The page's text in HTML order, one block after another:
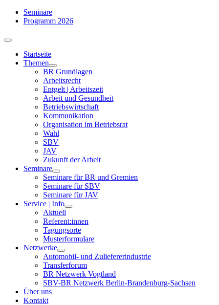
Zum
Inhalt
Seminare
Programm 2026
Toggle
NavigationStartseite
Themen
BR Grundlagen
Arbeits­recht
Entgelt | Arbeitszeit
Arbeit und Gesundheit
Betriebswirtschaft
Kommuni­kation
Organisation im Betriebsrat
Wahl
SBV
JAV
Zukunft der Arbeit
Seminare
Seminare für BR und Gremien
Seminare für SBV
Seminare für JAV
Service | Info
Aktuell
Referent:innen
Tagungsorte
Musterformulare
Netzwerke
Automobil- und Zuliefererindustrie
Transferforum
BR Netzwerk Vogtland
SBV-BR Netzwerk Berlin-Brandenburg-Sachsen
Über uns
Kontakt